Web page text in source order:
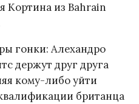
Кортина из Bahrain
гонки: Алехандро
держут друг друга
кому-либо уйти
британца